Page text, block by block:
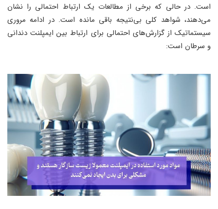
است. در حالی که برخی از مطالعات یک ارتباط احتمالی را نشان
می‌دهند، شواهد کلی بی‌نتیجه باقی مانده است. در ادامه مروری
سیستماتیک از گزارش‌های احتمالی برای ارتباط بین ایمپلنت‌ دندانی
و سرطان است: